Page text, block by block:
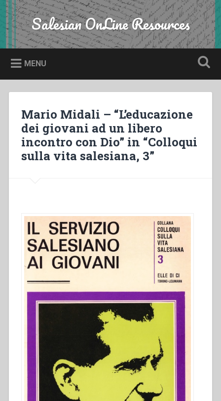
Skip
to
content
Search Salesian OnLine Resources
MENU
Mario Midali – “L’educazione
dei giovani ad un libero
incontro con Dio” in “Colloqui
sulla vita salesiana, 3”